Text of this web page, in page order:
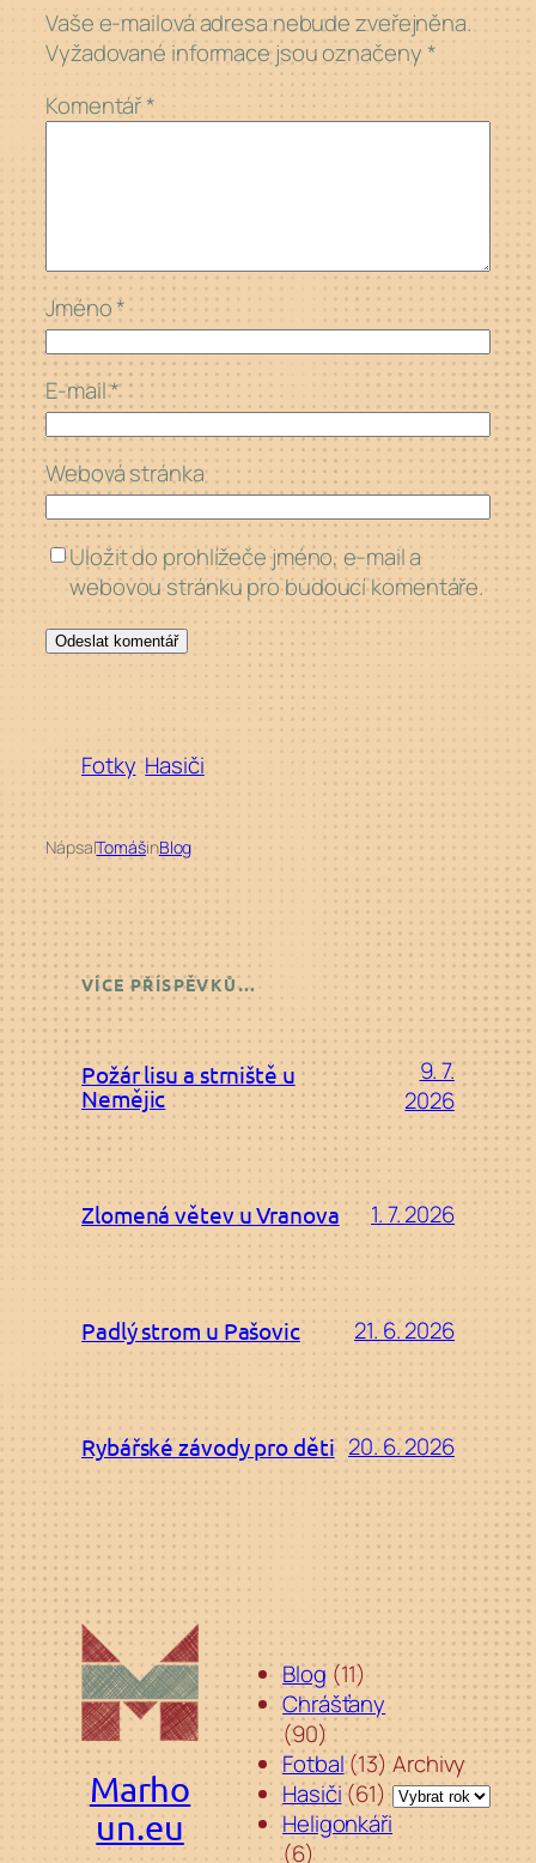
Vaše e-mailová adresa nebude zveřejněna.
Vyžadované informace jsou označeny *
Komentář*
Jméno*
E-mail*
Webová stránka
Uložit do prohlížeče jméno, e-mail a
webovou stránku pro budoucí komentáře.
Fotky Hasiči
NápsalTomášinBlog
VÍCE PŘÍSPĚVKŮ…
Požár lisu a strniště u
Nemějic
9. 7.
2026
Zlomená větev u Vranova 1. 7. 2026
Padlý strom u Pašovic 21. 6. 2026
Rybářské závody pro děti 20. 6. 2026
Marho
un.eu
Blog(11)
Chrášťany
(90)
Fotbal(13)
Hasiči(61)
Heligonkáři
(6)
Archivy